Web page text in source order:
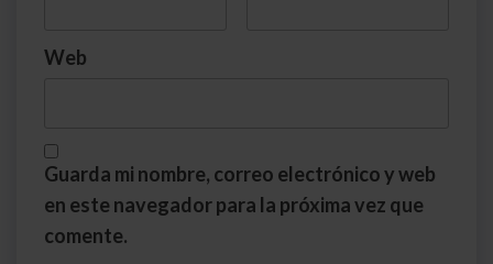
Web
Guarda mi nombre, correo electrónico y web
en este navegador para la próxima vez que
comente.